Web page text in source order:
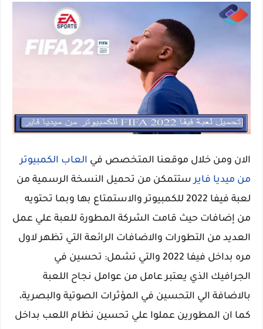
الان ومن خلال موقعنا المتخصص في العاب الكمبيوتر
من ميديا فايرستتمكن من تحميل النسخة الرسمية من
لعبة فيفا 2022 للكمبيوتر والاستمتاع بها وبما تحتويه
من إضافات حيث قامت الشركة المطورة للعبة علي عمل
العديد من التطورات والاضافات الرائعة التي تظهر لاول
مره بداخل فيفا 2022 والتي تشمل: تحسين في
الجرافيك الذي يعتبر عامل من عوامل نجاح اللعبة
بالاضافة الي التحسين في المؤثرات الصوتية والبصرية،
كما ان المطورين عملوا علي تحسين نظام اللعب بداخل